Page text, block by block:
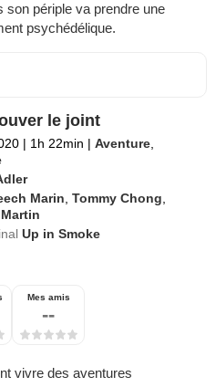
son périple va prendre une
psychédélique.
le joint
| 1h 22min | Aventure
Marin ,Tommy Chong
Up in Smoke
Mes amis
--
vivre des aventures